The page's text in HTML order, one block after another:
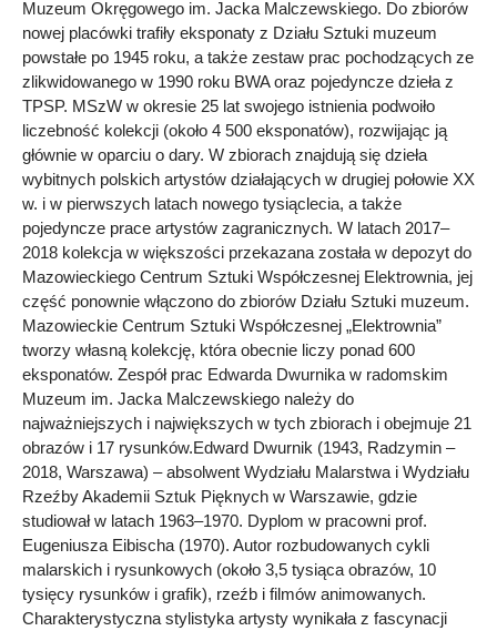
Muzeum Okręgowego im. Jacka Malczewskiego. Do zbiorów
nowej placówki trafiły eksponaty z Działu Sztuki muzeum
powstałe po 1945 roku, a także zestaw prac pochodzących ze
zlikwidowanego w 1990 roku BWA oraz pojedyncze dzieła z
TPSP. MSzW w okresie 25 lat swojego istnienia podwoiło
liczebność kolekcji (około 4 500 eksponatów), rozwijając ją
głównie w oparciu o dary. W zbiorach znajdują się dzieła
wybitnych polskich artystów działających w drugiej połowie XX
w. i w pierwszych latach nowego tysiąclecia, a także
pojedyncze prace artystów zagranicznych. W latach 2017–
2018 kolekcja w większości przekazana została w depozyt do
Mazowieckiego Centrum Sztuki Współczesnej Elektrownia, jej
część ponownie włączono do zbiorów Działu Sztuki muzeum.
Mazowieckie Centrum Sztuki Współczesnej „Elektrownia”
tworzy własną kolekcję, która obecnie liczy ponad 600
eksponatów. Zespół prac Edwarda Dwurnika w radomskim
Muzeum im. Jacka Malczewskiego należy do
najważniejszych i największych w tych zbiorach i obejmuje 21
obrazów i 17 rysunków.Edward Dwurnik (1943, Radzymin –
2018, Warszawa) – absolwent Wydziału Malarstwa i Wydziału
Rzeźby Akademii Sztuk Pięknych w Warszawie, gdzie
studiował w latach 1963–1970. Dyplom w pracowni prof.
Eugeniusza Eibischa (1970). Autor rozbudowanych cykli
malarskich i rysunkowych (około 3,5 tysiąca obrazów, 10
tysięcy rysunków i grafik), rzeźb i filmów animowanych.
Charakterystyczna stylistyka artysty wynikała z fascynacji